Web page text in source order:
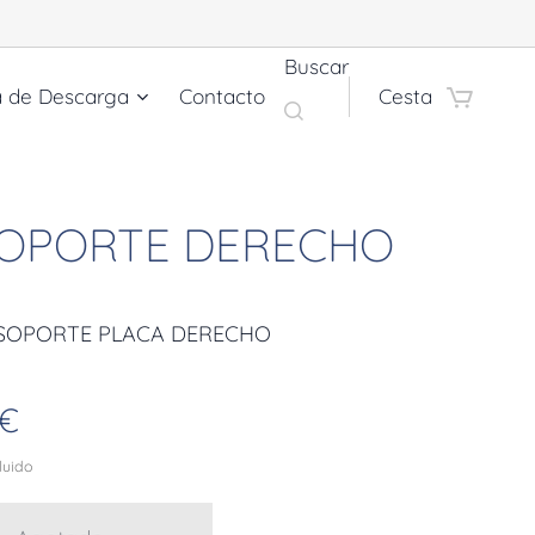
de Descarga Contacto
Buscar
Cesta
DERECHO
PLACA DERECHO